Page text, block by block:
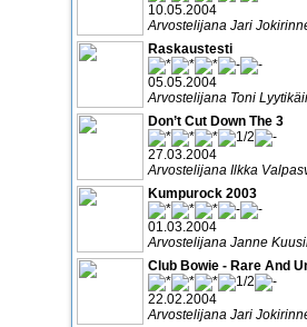
10.05.2004
Arvostelijana Jari
Raskaustesti
05.05.2004
Arvostelijana Toni
Don’t Cut Down The 3
27.03.2004
Arvostelijana Ilkka
Kumpurock 2003
01.03.2004
Arvostelijana Janne
Club Bowie - Rare And
22.02.2004
Arvostelijana Jari